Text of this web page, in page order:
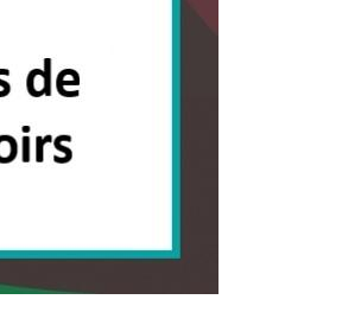
L'IA peut afficher des